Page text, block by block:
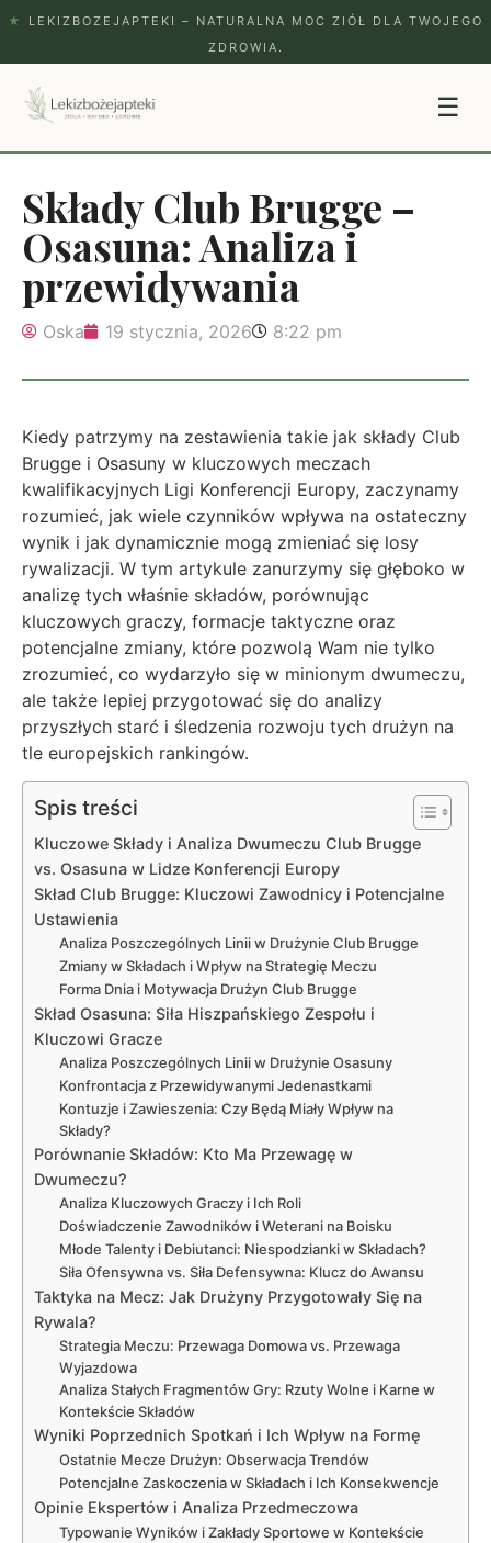
★
LEKIZBOZEJAPTEKI – NATURALNA MOC ZIÓŁ DLA TWOJEGO
ZDROWIA.
☰
Składy Club Brugge –
Osasuna: Analiza i
przewidywania
Oska 19 stycznia, 2026 8:22 pm
Kiedy patrzymy na zestawienia takie jak składy Club
Brugge i Osasuny w kluczowych meczach
kwalifikacyjnych Ligi Konferencji Europy, zaczynamy
rozumieć, jak wiele czynników wpływa na ostateczny
wynik i jak dynamicznie mogą zmieniać się losy
rywalizacji. W tym artykule zanurzymy się głęboko w
analizę tych właśnie składów, porównując
kluczowych graczy, formacje taktyczne oraz
potencjalne zmiany, które pozwolą Wam nie tylko
zrozumieć, co wydarzyło się w minionym dwumeczu,
ale także lepiej przygotować się do analizy
przyszłych starć i śledzenia rozwoju tych drużyn na
tle europejskich rankingów.
Spis treści
Kluczowe Składy i Analiza Dwumeczu Club Brugge
vs. Osasuna w Lidze Konferencji Europy
Skład Club Brugge: Kluczowi Zawodnicy i Potencjalne
Ustawienia
Analiza Poszczególnych Linii w Drużynie Club Brugge
Zmiany w Składach i Wpływ na Strategię Meczu
Forma Dnia i Motywacja Drużyn Club Brugge
Skład Osasuna: Siła Hiszpańskiego Zespołu i
Kluczowi Gracze
Analiza Poszczególnych Linii w Drużynie Osasuny
Konfrontacja z Przewidywanymi Jedenastkami
Kontuzje i Zawieszenia: Czy Będą Miały Wpływ na
Składy?
Porównanie Składów: Kto Ma Przewagę w
Dwumeczu?
Analiza Kluczowych Graczy i Ich Roli
Doświadczenie Zawodników i Weterani na Boisku
Młode Talenty i Debiutanci: Niespodzianki w Składach?
Siła Ofensywna vs. Siła Defensywna: Klucz do Awansu
Taktyka na Mecz: Jak Drużyny Przygotowały Się na
Rywala?
Strategia Meczu: Przewaga Domowa vs. Przewaga
Wyjazdowa
Analiza Stałych Fragmentów Gry: Rzuty Wolne i Karne w
Kontekście Składów
Wyniki Poprzednich Spotkań i Ich Wpływ na Formę
Ostatnie Mecze Drużyn: Obserwacja Trendów
Potencjalne Zaskoczenia w Składach i Ich Konsekwencje
Opinie Ekspertów i Analiza Przedmeczowa
Typowanie Wyników i Zakłady Sportowe w Kontekście